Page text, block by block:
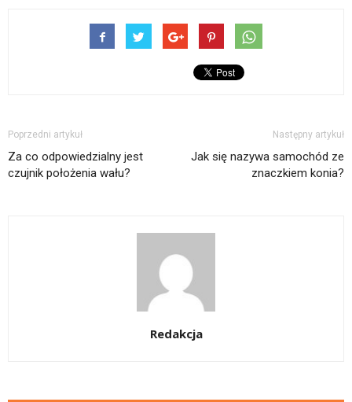
Poprzedni artykuł
Za co odpowiedzialny jest
czujnik położenia wału?
Następny artykuł
Jak się nazywa samochód ze
znaczkiem konia?
Redakcja